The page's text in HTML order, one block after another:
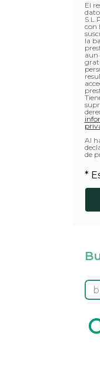
El
S.L.P. (Garrigues), quien
con
la
aun
Al
de
*